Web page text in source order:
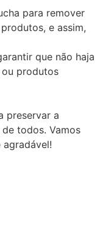
para remover
e assim,
que não haja
ou produtos
preservar a
todos. Vamos